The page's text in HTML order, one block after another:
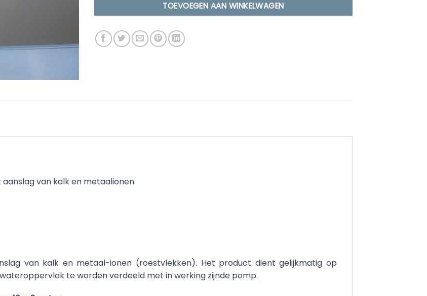
TOEVOEGEN AAN WINKELWAGEN
van kalk en metaalionen.
van kalk en metaal-ionen (roestvlekken). Het product dient gelijkmatig op
te worden verdeeld met in werking zijnde pomp.